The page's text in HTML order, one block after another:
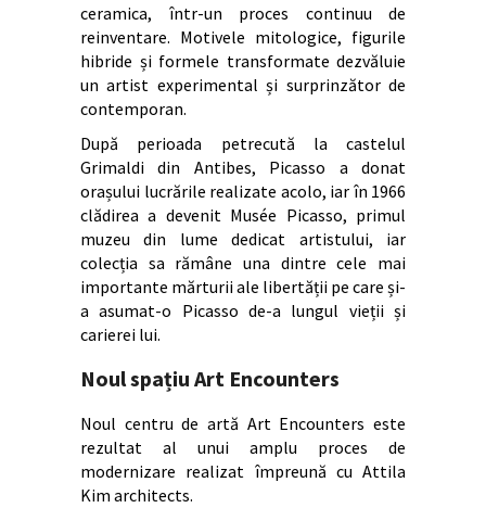
ceramica, într-un proces continuu de
reinventare. Motivele mitologice, figurile
hibride și formele transformate dezvăluie
un artist experimental și surprinzător de
contemporan.
După perioada petrecută la castelul
Grimaldi din Antibes, Picasso a donat
orașului lucrările realizate acolo, iar în 1966
clădirea a devenit Musée Picasso, primul
muzeu din lume dedicat artistului, iar
colecția sa rămâne una dintre cele mai
importante mărturii ale libertății pe care și-
a asumat-o Picasso de-a lungul vieții și
carierei lui.
Noul spațiu Art Encounters
Noul centru de artă Art Encounters este
rezultat al unui amplu proces de
modernizare realizat împreună cu Attila
Kim architects.